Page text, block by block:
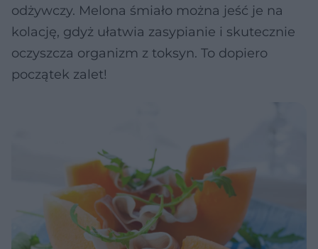
odżywczy. Melona śmiało można jeść je na
kolację, gdyż ułatwia zasypianie i skutecznie
oczyszcza organizm z toksyn. To dopiero
początek zalet!